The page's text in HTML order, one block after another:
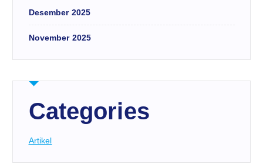
Desember 2025
November 2025
Categories
Artikel